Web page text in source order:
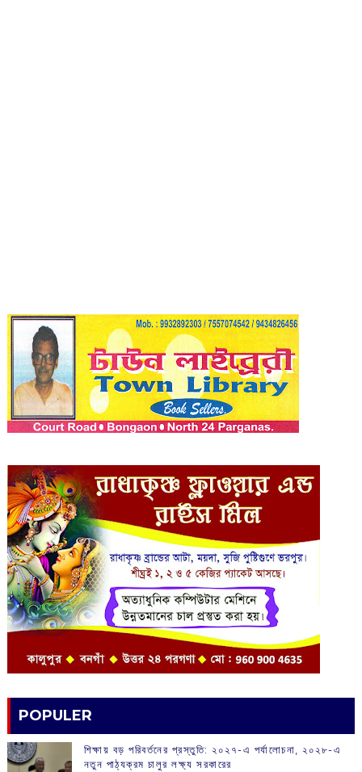
POPULER
শিক্ষায় বড় পরিবর্তনের প্রস্তুতি: ২০২৭-এ পর্যালোচনা, ২০২৮-এ
নতুন পাঠ্যক্রম চালুর লক্ষ্য সরকারের